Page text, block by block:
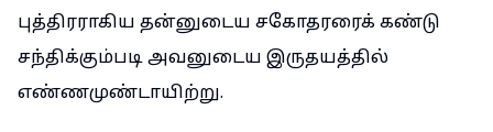
புத்திரராகிய தன்னுடைய சகோதரரைக் கண்டு
சந்திக்கும்படி அவனுடைய இருதயத்தில்
எண்ணமுண்டாயிற்று.